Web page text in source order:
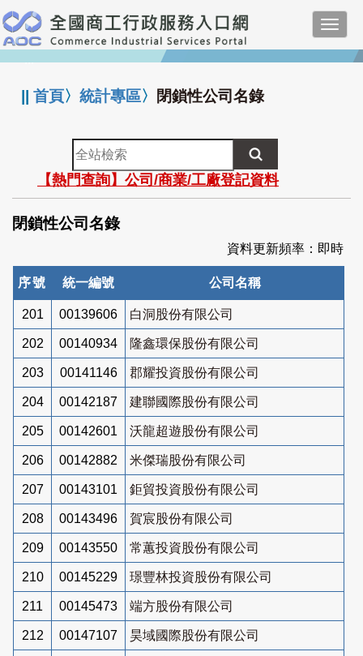
跳
到
主
要
:::
||首頁〉統計專區〉 閉鎖性公司名錄
全
站
檢
索
【熱門查詢】公司/商業/工廠登記資料
閉鎖性公司名錄
資料更新頻率：即時
序號 統一編號 公司名稱
201 00139606 白洞股份有限公司
202 00140934 隆鑫環保股份有限公司
203 00141146 郡耀投資股份有限公司
204 00142187 建聯國際股份有限公司
205 00142601 沃龍超遊股份有限公司
206 00142882 米傑瑞股份有限公司
207 00143101 鉅貿投資股份有限公司
208 00143496 賀宸股份有限公司
209 00143550 常蕙投資股份有限公司
210 00145229 璟豐林投資股份有限公司
211 00145473 端方股份有限公司
212 00147107 昊域國際股份有限公司